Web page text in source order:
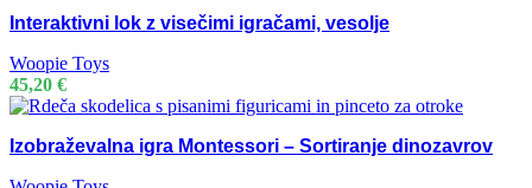
Interaktivni lok z visečimi igračami, vesolje
Woopie Toys
45,20 €
Izobraževalna igra Montessori – Sortiranje dinozavrov